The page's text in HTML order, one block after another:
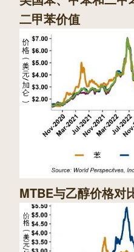
二甲苯价值
MTBE与乙醇价格对